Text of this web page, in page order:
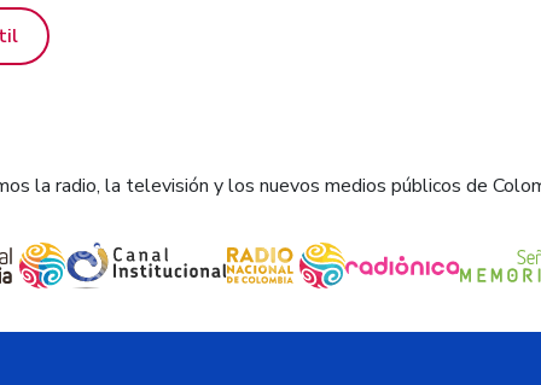
la radio, la televisión y los nuevos medios públicos de